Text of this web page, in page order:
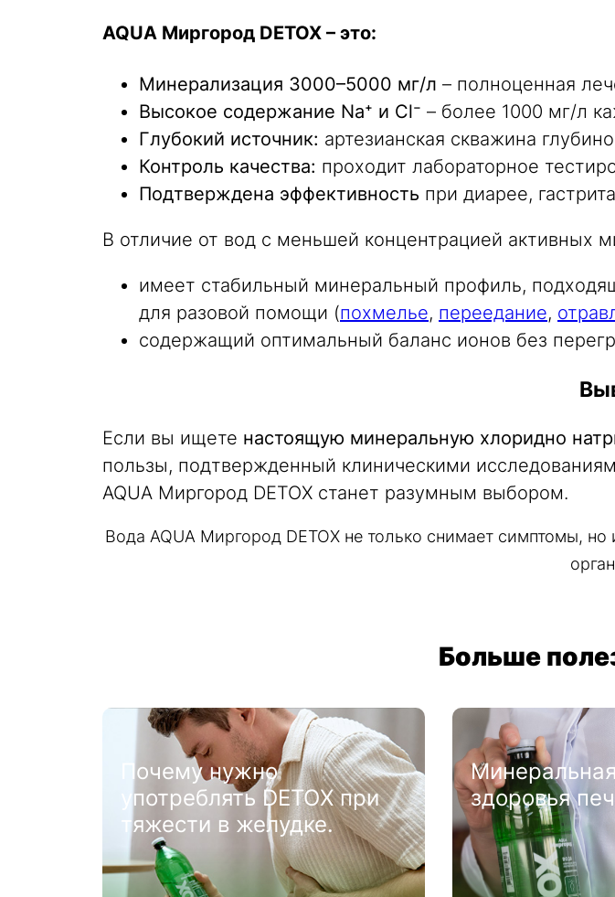
AQUA Миргород DETOX – это:
Минерализация 3000–5000 мг/л – полноценная
Высокое содержание Na⁺ и Cl⁻ – более 1000 мг/л
Глубокий источник: артезианская скважина
Контроль качества: проходит лабораторное
Подтверждена эффективность при диарее,
В отличие от вод с меньшей концентрацией активных
имеет стабильный минеральный профиль,
для разовой помощи (похмелье, переедание,
содержащий оптимальный баланс ионов без
Если вы ищете настоящую минеральную хлоридно
пользы, подтвержденный клиническими
AQUA Миргород DETOX станет разумным выбором.
Вода AQUA Миргород DETOX не только снимает симптомы,
Больше
Хлоридно-натриевая
минеральная вода: ключ
к очищению, равновесию
и здоровью
Жажда и
организма